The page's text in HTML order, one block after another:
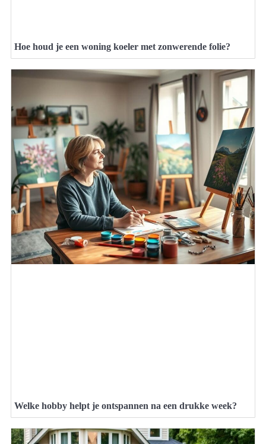
Hoe houd je een woning koeler met zonwerende folie?
Welke hobby helpt je ontspannen na een drukke week?